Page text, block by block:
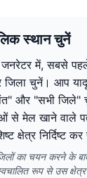
स्थान चुनें
में, सबसे
जिला चुनें। आप
और "सभी
से मेल खाने वाले
क्षेत्र निर्दिष्ट
का चयन करने के
रूप से उस